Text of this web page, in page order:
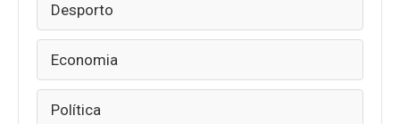
Desporto
Economia
Política